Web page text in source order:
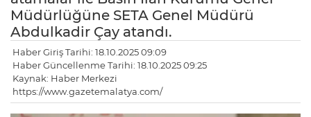
Müdürlüğüne SETA Genel Müdürü
Abdulkadir Çay atandı.
Haber Giriş Tarihi: 18.10.2025 09:09
Haber Güncellenme Tarihi: 18.10.2025 09:25
Kaynak: Haber Merkezi
https://www.gazetemalatya.com/